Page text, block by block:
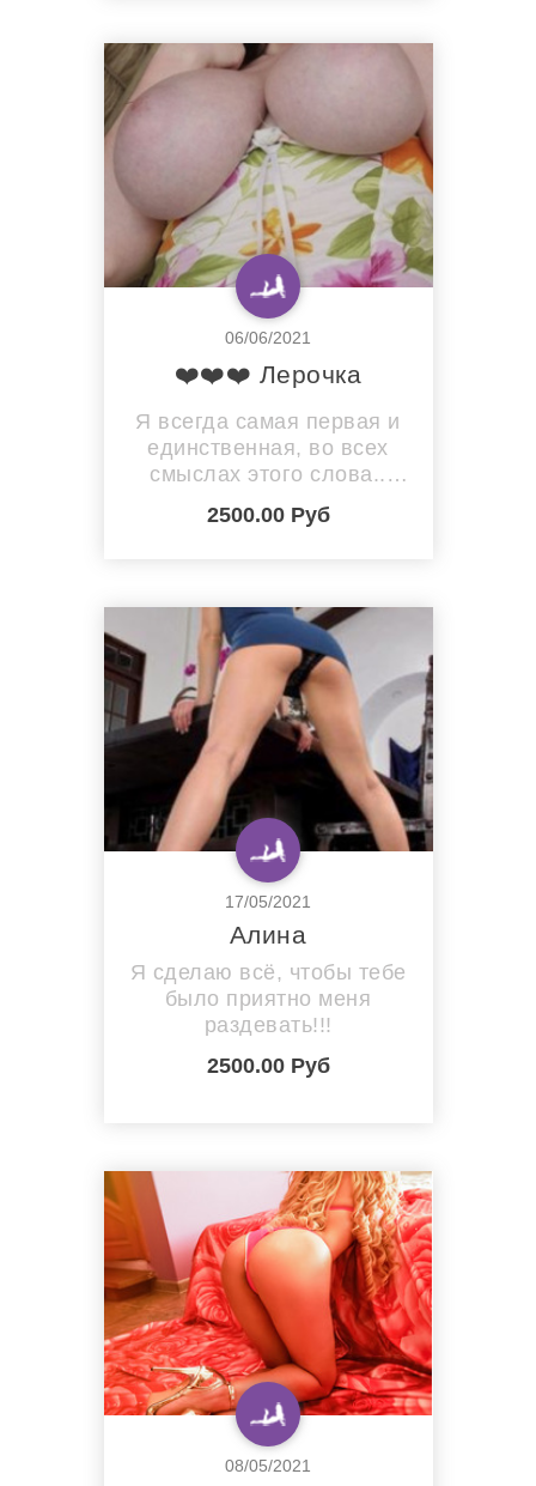
06/06/2021
❤️❤️❤️ Лерочка
Я всегда самая первая и
единственная, во всех
смыслах этого слова..
???????????? жду , хочу ,
скучаю ❤️❤️❤️ приходи ко
2500.00 Руб
17/05/2021
Алина
Я сделаю всё, чтобы тебе
было приятно меня
раздевать!!!
2500.00 Руб
08/05/2021